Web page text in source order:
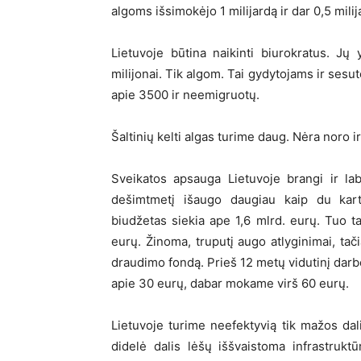
algoms išsimokėjo 1 milijardą ir dar 0,5
Lietuvoje būtina naikinti biurokratus.
milijonai. Tik algom. Tai gydytojams ir
apie 3500 ir neemigruotų.
Šaltinių kelti algas turime daug. Nėra noro
Sveikatos apsauga Lietuvoje brangi ir
dešimtmetį išaugo daugiau kaip du
biudžetas siekia ape 1,6 mlrd. eurų. Tuo
eurų. Žinoma, truputį augo atlyginimai,
draudimo fondą. Prieš 12 metų vidutinį
apie 30 eurų, dabar mokame virš 60 eurų.
Lietuvoje turime neefektyvią tik mažos
didelė dalis lėšų iššvaistoma